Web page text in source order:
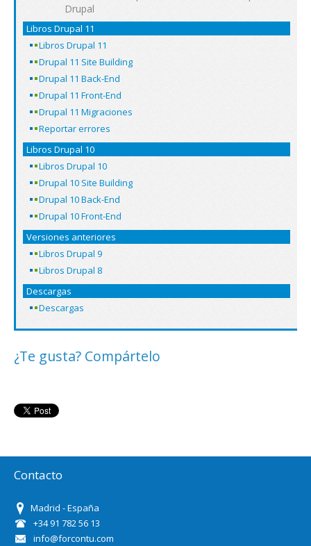
Drupal
Libros Drupal 11
Libros Drupal 11
Drupal 11 Site Building
Drupal 11 Back-End
Drupal 11 Front-End
Drupal 11 Migraciones
Reportar errores
Libros Drupal 10
Libros Drupal 10
Drupal 10 Site Building
Drupal 10 Back-End
Drupal 10 Front-End
Versiones anteriores
Libros Drupal 9
Libros Drupal 8
Descargas
Descargas
¿Te gusta? Compártelo
Contacto
Madrid - España
+34 91 782 56 13
info@forcontu.com